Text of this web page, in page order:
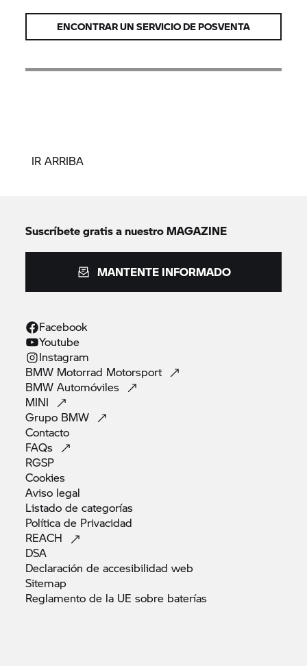
ENCONTRAR UN SERVICIO DE POSVENTA
IR ARRIBA
Suscríbete gratis a nuestro MAGAZINE
MANTENTE INFORMADO
Facebook
Youtube
Instagram
BMW Motorrad Motorsport
BMWAutomóviles
MINI
Grupo BMW
Contacto
FAQs
RGSP
Cookies
Aviso legal
Listado decategorías
Política de Privacidad
REACH
DSA
Declaración de accesibilidadweb
Sitemap
Reglamento de la UE sobre baterías